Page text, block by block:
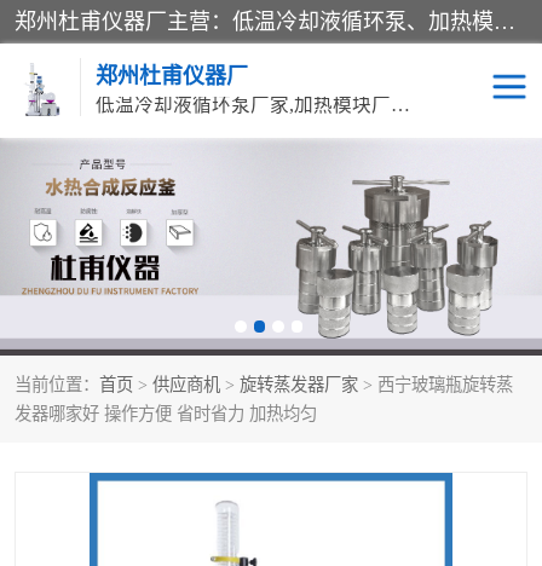
郑州杜甫仪器厂主营：低温冷却液循环泵、加热模块、水热合成反应釜、水油浴锅、旋转蒸发器、循环水真空泵等产品。郑州杜甫仪器厂在众多的教学仪器行业中依靠科技力量扬长避短、迅速发展，成为国家教委*生产教学仪器的厂家，产品具有国内良好水平，主导产品通过ISO9002质量认证。
郑州杜甫仪器厂
低温冷却液循环泵厂家,加热模块厂家,水热合成反应釜厂家,水油浴锅厂家,旋转蒸发器厂家
当前位置： 首页 > 供应商机 > 旋转蒸发器厂家 > 西宁玻璃瓶旋转蒸
发器哪家好 操作方便 省时省力 加热均匀
循环水真空泵厂家 水热合成反应釜厂家
低温冷却液循环泵厂家 加热模块厂家
气流烘干器
旋转蒸发器厂家 双层玻璃反应釜10L